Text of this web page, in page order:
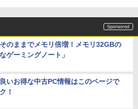
のままでメモリ倍増！メモリ32GBの
なゲーミングノート」
いお得な中古PC情報はこのページで
！